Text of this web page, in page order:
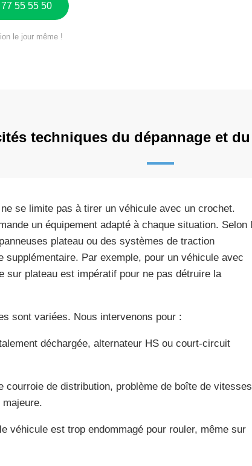
55 55 50
le jour même !
techniques du dépannage et
ne se limite pas à tirer un véhicule avec un crochet.
un équipement adapté à chaque situation. Selon
plateau ou des systèmes de traction
supplémentaire. Par exemple, pour un véhicule avec
sur plateau est impératif pour ne pas détruire la
sont variées. Nous intervenons pour :
déchargée, alternateur HS ou court-circuit
courroie de distribution, problème de boîte de vitesses
véhicule est trop endommagé pour rouler, même sur